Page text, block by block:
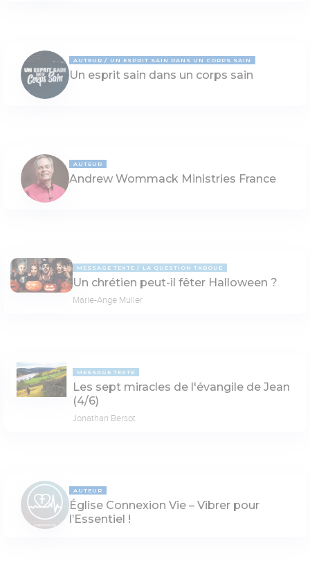
AUTEUR UN ESPRIT SAIN DANS UN CORPS SAIN
Un esprit sain dans un corps sain
AUTEUR
Andrew Wommack Ministries France
MESSAGE TEXTE LA QUESTION TABOUE
Un chrétien peut-il fêter Halloween ?
Marie-Ange Muller
MESSAGE TEXTE
Les sept miracles de l'évangile de Jean
(4/6)
Jonathan Bersot
AUTEUR
Église Connexion Vie – Vibrer pour
l’Essentiel !